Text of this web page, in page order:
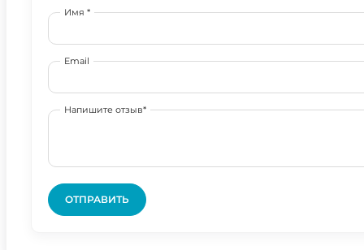
Имя *
Email
Напишите отзыв*
ОТПРАВИТЬ